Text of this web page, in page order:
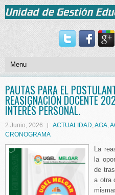
PAUTAS PARA EL
REASIGNACIÓN DOCENTE
INTERÉS PERSONAL.
2 Junio, 2026 ACTUALIDAD,AGA,
CRONOGRAMA
La
la
de
a otra